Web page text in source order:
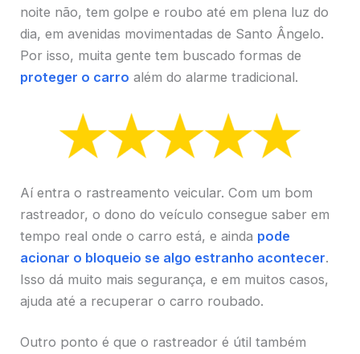
noite não, tem golpe e roubo até em plena luz do
dia, em avenidas movimentadas de Santo Ângelo.
Por isso, muita gente tem buscado formas de
proteger o carro além do alarme tradicional.
Aí entra o rastreamento veicular. Com um bom
rastreador, o dono do veículo consegue saber em
tempo real onde o carro está, e ainda pode
acionar o bloqueio se algo estranho acontecer.
Isso dá muito mais segurança, e em muitos casos,
ajuda até a recuperar o carro roubado.
Outro ponto é que o rastreador é útil também